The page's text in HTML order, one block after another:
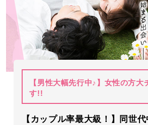
【男性大幅先行中♪】女性の方大
す!!
【カップル率最大級！】同世